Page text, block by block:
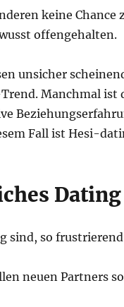
keine
offengehalten.
unsicher
Manchmal ist
Fall ist Hesi-
Dating
sind, so
neuen Partners